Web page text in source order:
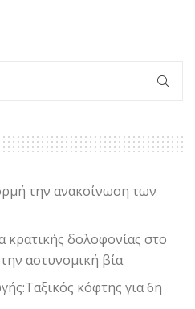
την ανακοίνωση των
κρατικής δολοφονίας στο
αστυνομική βία
κόφτης για 6η